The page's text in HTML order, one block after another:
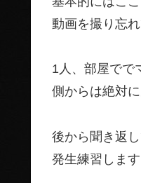
動画を撮り忘
1人、部屋でで
側からは絶対
後から聞き返
発生練習します